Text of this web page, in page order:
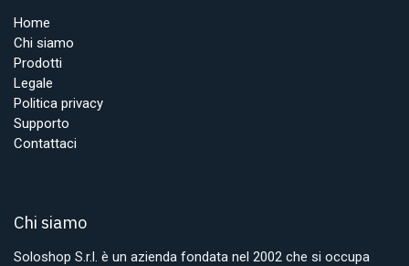
Home
Chi siamo
Prodotti
Legale
Politica privacy
Supporto
Contattaci
Chi siamo
Soloshop S.r.l. è un azienda fondata nel 2002 che si occupa